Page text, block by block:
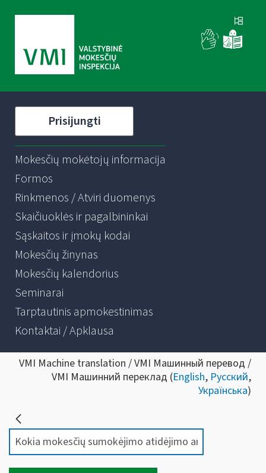
Prisijungti
Mokesčių mokėtojų informacija
Formos
Rinkmenos / Atviri duomenys
Skaičiuoklės ir pagalbininkai
Sąskaitos ir įmokų kodai
Mokesčių žinynas
Mokesčių kalendorius
Seminarai
Tarptautinis apmokestinimas
Kontaktai / Apklausa
VMI Machine translation / VMI Машинный перевод /
VMI Машинний переклад (English, Русский,
Українська)